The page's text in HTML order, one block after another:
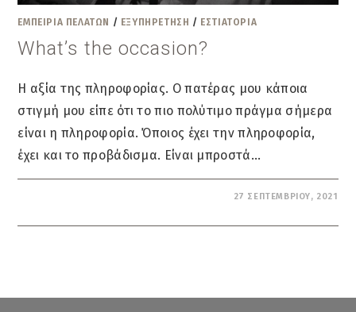
ΕΜΠΕΙΡΊΑ ΠΕΛΑΤΏΝ / ΕΞΥΠΗΡΈΤΗΣΗ / ΕΣΤΙΑΤΌΡΙΑ
What’s the occasion?
H αξία της πληροφορίας. Ο πατέρας μου κάποια
στιγμή μου είπε ότι το πιο πολύτιμο πράγμα σήμερα
είναι η πληροφορία. Όποιος έχει την πληροφορία,
έχει και το προβάδισμα. Είναι μπροστά…
27 ΣΕΠΤΕΜΒΡΊΟΥ, 2021